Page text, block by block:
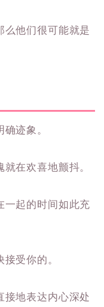
么他们很可能就是
迹象。
在欢喜地颤抖。
一起的时间如此充
受你的。
接地表达内心深处